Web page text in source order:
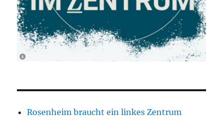
Rosenheim braucht ein linkes Zentrum